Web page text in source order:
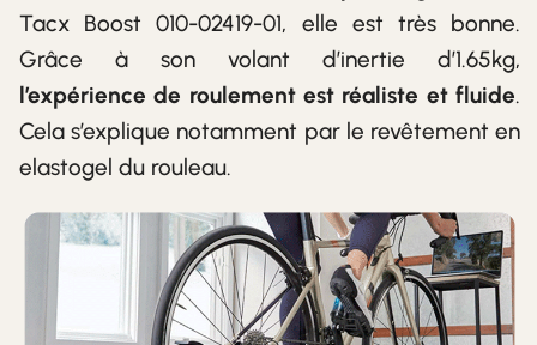
Tacx Boost 010-02419-01, elle est très bonne.
Grâce à son volant d’inertie d’1.65kg,
l’expérience de roulement est réaliste et fluide.
Cela s’explique notamment par le revêtement en
elastogel du rouleau.